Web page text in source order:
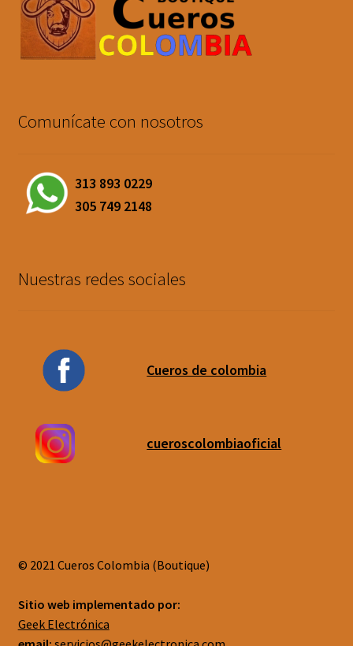
Comunícate con nosotros
313 893 0229
305 749 2148
Nuestras redes sociales
Cueros de colombia
cueroscolombiaoficial
© 2021 Cueros Colombia (Boutique)
Sitio web implementado por:
Geek Electrónica